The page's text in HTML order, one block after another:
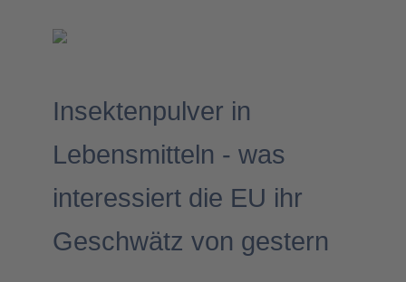
Insektenpulver in
Lebensmitteln - was
interessiert die EU ihr
Geschwätz von gestern